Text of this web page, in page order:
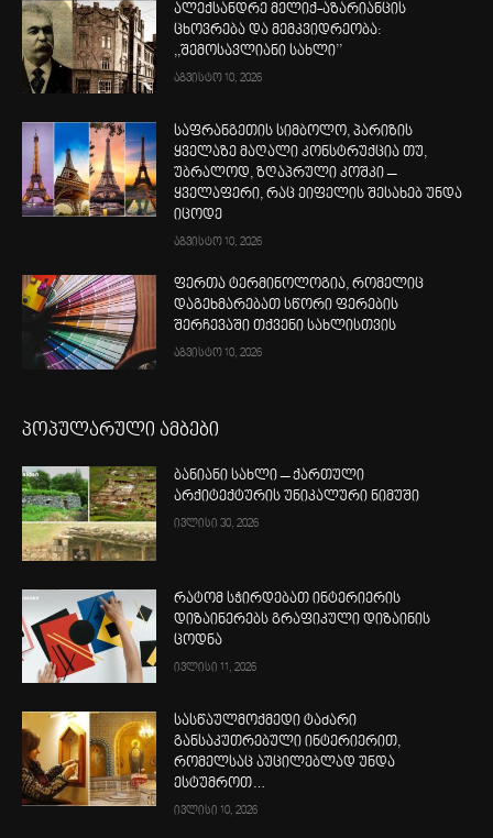
ალექსანდრე მელიქ-აზარიანცის
ცხოვრება და მემკვიდრეობა:
,,შემოსავლიანი სახლი’’
აგვისტო 10, 2026
საფრანგეთის სიმბოლო, პარიზის
ყველაზე მაღალი კონსტრუქცია თუ,
უბრალოდ, ზღაპრული კოშკი –
ყველაფერი, რაც ეიფელის შესახებ უნდა
იცოდე
აგვისტო 10, 2026
ფერთა ტერმინოლოგია, რომელიც
დაგეხმარებათ სწორი ფერების
შერჩევაში თქვენი სახლისთვის
აგვისტო 10, 2026
პოპულარული ამბები
ბანიანი სახლი – ქართული
არქიტექტურის უნიკალური ნიმუში
ივლისი 30, 2026
რატომ სჭირდებათ ინტერიერის
დიზაინერებს გრაფიკული დიზაინის
ცოდნა
ივლისი 11, 2026
სასწაულმოქმედი ტაძარი
განსაკუთრებული ინტერიერით,
რომელსაც აუცილებლად უნდა
ესტუმროთ…
ივლისი 10, 2026